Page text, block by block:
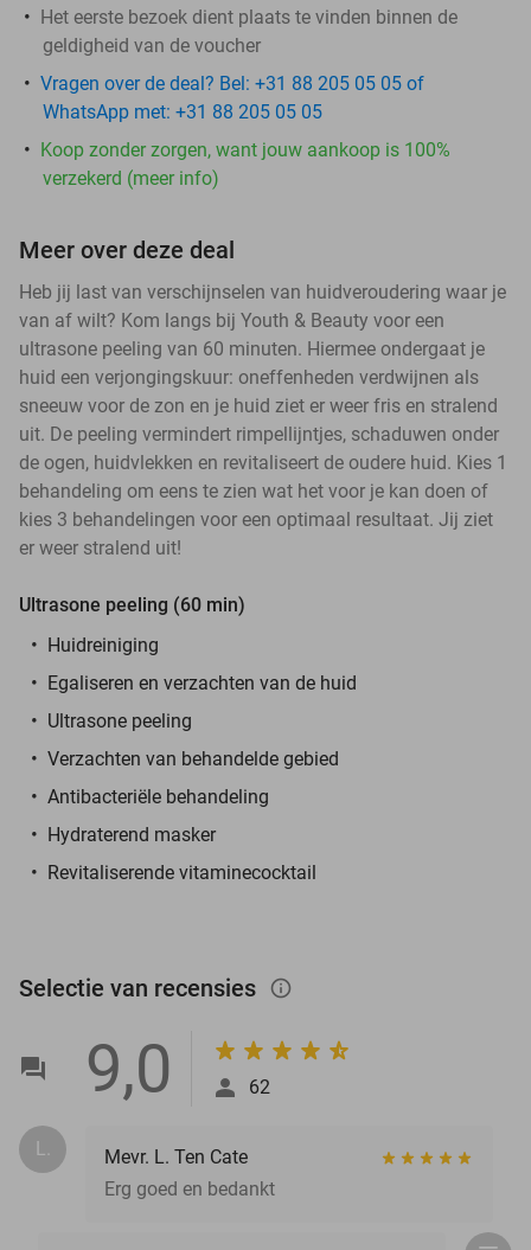
Het eerste bezoek dient plaats te vinden binnen de
geldigheid van de voucher
Vragen over de deal? Bel: +31 88 205 05 05 of
WhatsApp met: +31 88 205 05 05
Koop zonder zorgen, want jouw aankoop is 100%
verzekerd (meer info)
Meer over deze deal
Heb jij last van verschijnselen van huidveroudering waar je
van af wilt? Kom langs bij Youth & Beauty voor een
ultrasone peeling van 60 minuten. Hiermee ondergaat je
huid een verjongingskuur: oneffenheden verdwijnen als
sneeuw voor de zon en je huid ziet er weer fris en stralend
uit. De peeling vermindert rimpellijntjes, schaduwen onder
de ogen, huidvlekken en revitaliseert de oudere huid. Kies 1
behandeling om eens te zien wat het voor je kan doen of
kies 3 behandelingen voor een optimaal resultaat. Jij ziet
er weer stralend uit!
Ultrasone peeling (60 min)
Huidreiniging
Egaliseren en verzachten van de huid
Ultrasone peeling
Verzachten van behandelde gebied
Antibacteriële behandeling
Hydraterend masker
Revitaliserende vitaminecocktail
Selectie van recensies info_outlined
9,0 62
L.
Mevr. L. Ten Cate
Erg goed en bedankt